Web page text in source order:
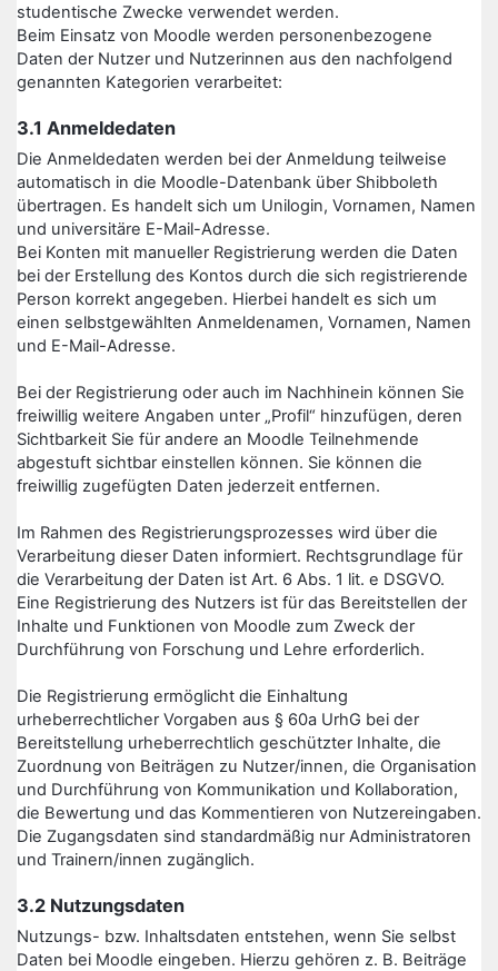
studentische Zwecke verwendet werden.
Beim Einsatz von Moodle werden personenbezogene
Daten der Nutzer und Nutzerinnen aus den nachfolgend
genannten Kategorien verarbeitet:
3.1 Anmeldedaten
Die Anmeldedaten werden bei der Anmeldung teilweise
automatisch in die Moodle-Datenbank über Shibboleth
übertragen. Es handelt sich um Unilogin, Vornamen, Namen
und universitäre E-Mail-Adresse.
Bei Konten mit manueller Registrierung werden die Daten
bei der Erstellung des Kontos durch die sich registrierende
Person korrekt angegeben. Hierbei handelt es sich um
einen selbstgewählten Anmeldenamen, Vornamen, Namen
und E-Mail-Adresse.
Bei der Registrierung oder auch im Nachhinein können Sie
freiwillig weitere Angaben unter „Profil“ hinzufügen, deren
Sichtbarkeit Sie für andere an Moodle Teilnehmende
abgestuft sichtbar einstellen können. Sie können die
freiwillig zugefügten Daten jederzeit entfernen.
Im Rahmen des Registrierungsprozesses wird über die
Verarbeitung dieser Daten informiert. Rechtsgrundlage für
die Verarbeitung der Daten ist Art. 6 Abs. 1 lit. e DSGVO.
Eine Registrierung des Nutzers ist für das Bereitstellen der
Inhalte und Funktionen von Moodle zum Zweck der
Durchführung von Forschung und Lehre erforderlich.
Die Registrierung ermöglicht die Einhaltung
urheberrechtlicher Vorgaben aus § 60a UrhG bei der
Bereitstellung urheberrechtlich geschützter Inhalte, die
Zuordnung von Beiträgen zu Nutzer/innen, die Organisation
und Durchführung von Kommunikation und Kollaboration,
die Bewertung und das Kommentieren von Nutzereingaben.
Die Zugangsdaten sind standardmäßig nur Administratoren
und Trainern/innen zugänglich.
3.2 Nutzungsdaten
Nutzungs- bzw. Inhaltsdaten entstehen, wenn Sie selbst
Daten bei Moodle eingeben. Hierzu gehören z. B. Beiträge